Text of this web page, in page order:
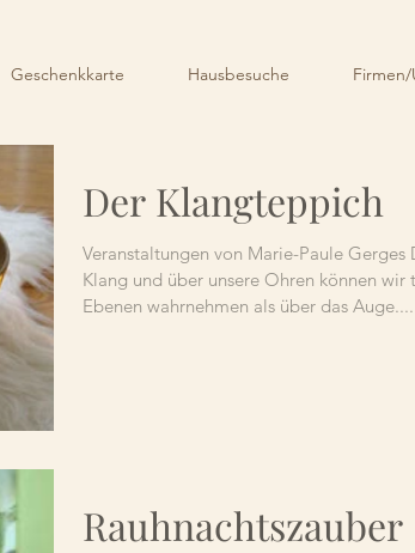
Geschenkkarte Hausbesuche
Der Klangteppich
Veranstaltungen von Marie-Paule Gerges
Klang und über unsere Ohren können wir
Ebenen wahrnehmen als über das Auge....
Rauhnachtszauber